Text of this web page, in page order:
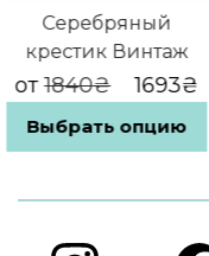
Серебряный
крестик Винтаж
от1840₴ 1693₴
Выбрать опцию
несколько